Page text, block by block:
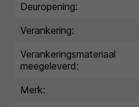
Deuropening:
Verankering:
Verankeringsmateriaal
meegeleverd:
Merk: